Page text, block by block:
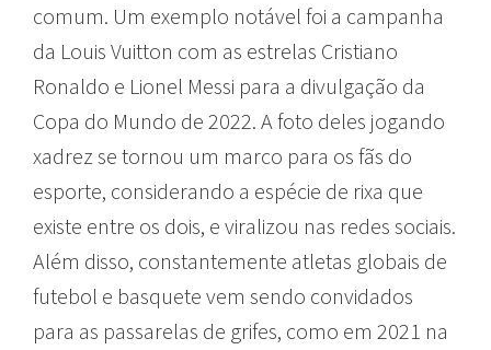
comum. Um exemplo notável foi a campanha
da Louis Vuitton com as estrelas Cristiano
Ronaldo e Lionel Messi para a divulgação da
Copa do Mundo de 2022. A foto deles jogando
xadrez se tornou um marco para os fãs do
esporte, considerando a espécie de rixa que
existe entre os dois, e viralizou nas redes sociais.
Além disso, constantemente atletas globais de
futebol e basquete vem sendo convidados
para as passarelas de grifes, como em 2021 na